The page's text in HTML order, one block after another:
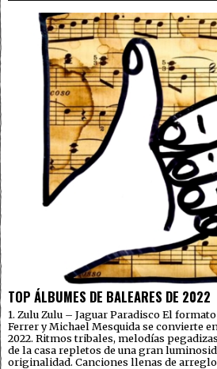
TOP ÁLBUMES DE BALEARES DE 2022
1. Zulu Zulu – Jaguar Paradisco El
Ferrer y Michael Mesquida se convierte
2022. Ritmos tribales, melodías
de la casa repletos de una gran
originalidad. Canciones llenas de